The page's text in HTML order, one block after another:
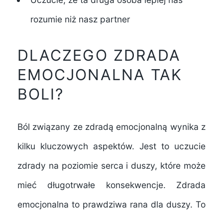
rozumie niż nasz partner
DLACZEGO ZDRADA
EMOCJONALNA TAK
BOLI?
Ból związany ze zdradą emocjonalną wynika z
kilku kluczowych aspektów. Jest to uczucie
zdrady na poziomie serca i duszy, które może
mieć długotrwałe konsekwencje. Zdrada
emocjonalna to prawdziwa rana dla duszy. To